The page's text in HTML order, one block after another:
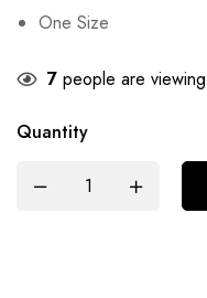
One Size
7 people are
Quantity